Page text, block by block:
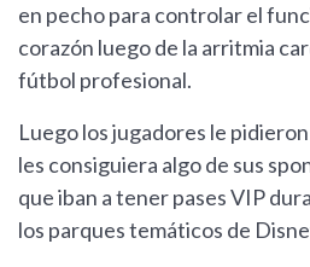
en pecho para controlar el
corazón luego de la arritmia
fútbol profesional.
Luego los jugadores le
les consiguiera algo de sus
que iban a tener pases VIP
los parques temáticos de